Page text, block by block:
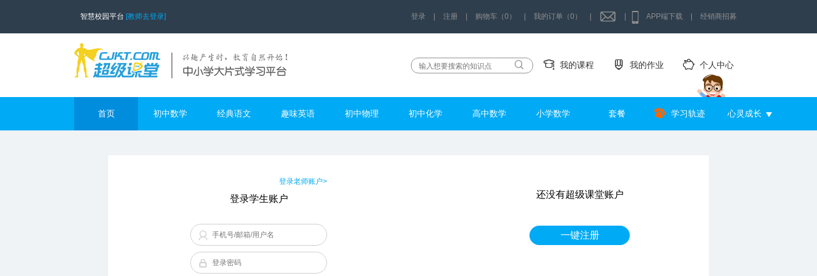
智慧校园平台 [教师去登录] 登录 注册 购物车（0） 我的订单（0） APP端下载 经销商招募
我的课程 我的作业 个人中心
首页 初中数学 经典语文 趣味英语 初中物理 初中化学 高中数学 小学数学 套餐 学习轨迹 心灵成长
登录老师账户>
登录学生账户 还没有超级课堂账户
一键注册